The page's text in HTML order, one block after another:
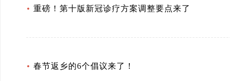
重磅！第十版新冠诊疗方案调整要点来了
春节返乡的6个倡议来了！